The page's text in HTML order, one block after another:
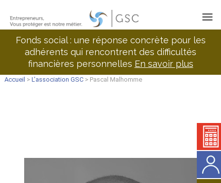
Fonds social : une réponse concrète pour les
adhérents qui rencontrent des difficultés
financières personnelles En savoir plus
Accueil > L’association GSC> Pascal Malhomme